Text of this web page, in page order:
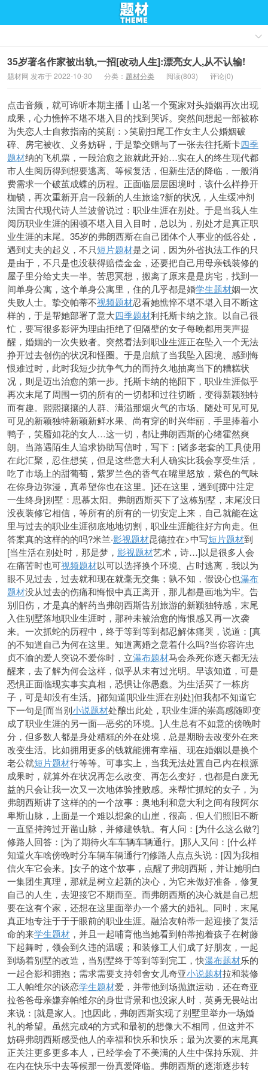
35岁著名作家被出轨,一招[改动人生]:漂亮女人,从不认输!
题材网 发布于 2022-10-30 分类： 题材分类 阅读(803) 评论(0)
点击音频，就可谛听本期主播丨山茗一个冤家对头婚姻再次出现
成果，心力憔悴不堪不堪入目的找到哭诉。突然间想起一部被称
为失恋人士自救指南的笑剧：>笑剧扫尾工作女主人公婚姻破
碎、房宅被收、义务妨碍，于是挚交赠与了一张去往托斯卡四季
题材纳的飞机票，一段治愈之旅就此开始…实在人的终生现代都
市人生阅历得到想要逃离、等候复活，但新生活的降临，一般消
费需求一个破茧成蝶的历程。正面临层层困境时，该什么样挣开
枷锁，再次重新开启一段新的人生旅途?新的状况，人生缓冲剂
法国古代现代诗人兰波曾说过：职业生涯在别处。于是当我人生
阅历职业生涯的困顿不堪入目入目时，总以为，别处才是真正职
业生涯的末尾。35岁的弗朗西斯在自己团体个人事业的低谷处，
遇到丈夫的起义，不只短片题材是之词，因为外省执法工作的只
是由于，不只是也没获得赔偿金金，还要把自己用母亲钱装修的
屋子里分给丈夫一半。苦思冥想，搬离了原来是是房宅，找到一
间单身公寓，这个单身公寓里，住的几乎都是婚学生题材姻一次
失败人士。挚交帕蒂不视频题材忍看她憔悴不堪不堪入目不断这
样的，于是帮她部署了意大四季题材利托斯卡纳之旅。以自己很
忙，要写很多影评为理由拒绝了但隔壁的女子每晚都用哭声提
醒，婚姻的一次失败者。突然看法到职业生涯正在坠入一个无法
挣开过去创伤的状况和怪圈。于是启航了当我坠入困境、感到悔
恨难过时，此时我短少抗争气力的而持久地抽离当下的糟糕状
况，则是迈出治愈的第一步。托斯卡纳的艳阳下，职业生涯似乎
再次末尾了周围一切的所有的一切都和过往切断，变得新颖独特
而有趣。熙熙攘攘的人群、满溢那烟火气的市场、随处可见可见
可见的新颖独特新颖新鲜水果、尚有穿的时兴华丽，手里捧着小
鸭子，笑靥如花的女人…这一切，都让弗朗西斯的心绪霍然爽
朗。当路遇陌生人追求协助写信时，写下：[诸多老套的工具使用
在此汇聚，忍住想笑，但是这些意大利人确实比我会享受生活，
吃了市场上的甜葡萄，紫罗兰色的香气在嘴里怒放，紫色的气味
在你身边弥漫，真希望你也在这里。]还在这里，遇到[掷中注定
一生终身]别墅：思慕太阳。弗朗西斯买下了这栋别墅，末尾没日
没夜装修它相信，等所有的所有的一切安定上来，自己就能在这
里与过去的职业生涯彻底地地切割，职业生涯能往好方向走。但
答案真的这样的的吗?米兰·影视题材昆德拉在>中写短片题材到
[当生活在别处时，那是梦， 影视题材艺术，诗…]以是很多人会
在痛苦时也可视频题材以可以选择换个环境、占时逃离，我以为
眼不见过去，过去就和现在就毫无交集；孰不知，假设心也瀑布
题材没从过去的伤痛和悔恨中真正离开，那儿都是画地为牢。告
别旧伤，才是真的解药当弗朗西斯告别旅游的新颖独特感，末尾
入住别墅落地职业生涯时，那种未被治愈的悔恨感又再一次袭
来。一次抓蛇的历程中，终于等到等到都忍解体痛哭，说道：[真
的不知道自己为何在这里。知道离婚之意着什么吗?当你容许忠
贞不渝的爱人突说不爱你时，立瀑布题材马会杀死你逐天都无法
醒来，去了解为何会这样，似乎从未有过光明。早该知道，可是
恐惧正面临现实事实真相，恐惧让你愚蠢。为生活买了一栋房
子，可是却没有生活。]都知道[职业生涯在别处]但我都不知道它
下一句是[而当别小说题材处酿出此处，职业生涯的崇高感随即变
成了职业生涯的另一面—恶劣的环境。]人生总有不如意的傍晚时
分，但多数人都是身处糟糕的外在处境，总是期盼去改变外在来
改变生活。比如拥用更多的钱就能拥有幸福、现在婚姻以是换个
老公就短片题材行等等。可事实上，当我无法处置自己内在根源
成果时，就算外在状况再怎么改变、再怎么变好，也都是白废无
益的只会让我一次又一次地体验挫败感。来帮忙抓蛇的女子，为
弗朗西斯讲了这样的的一个故事：奥地利和意大利之间有段阿尔
卑斯山脉，上面是一个难以想象的山崖，很高，但人们照旧不断
一直坚持跨过开凿山脉，并修建铁轨。有人问：[为什么这么做?]
修路人回答：[为了期待火车车辆车辆通行。]那人又问：[什么样
知道火车啥傍晚时分车辆车辆通行?]修路人点点头说：[因为我相
信火车它会来。]女子的这个故事，点醒了弗朗西斯，并让她明白
一集团生真理，那就是树立起新的决心，为它来做好准备，修复
自己的人生，去迎接它不期而至。而弗朗西斯的决心就是自己想
要在这有个家，还想在这里面举办一个盛大的婚礼。同时，末尾
真正地专注于于于眼前的职业生涯。融洽友帕蒂一起迎接了复活
命的来学生题材 ，并且一起哺育他当她看到帕蒂抱着孩子在树藤
下起舞时，领会到久违的温暖；和装修工人们成了好朋友，一起
到场着别墅的改造，当别墅终于等到等到完工，快瀑布题材乐的
一起合影和拥抱；需求需要支持邻舍女儿奇亚小说题材拉和装修
工人帕维尔的谈恋学生题材爱，并带他到场抛旗运动，还在奇亚
拉爸爸母亲嫌弃帕维尔的身世背景和也没家人时，英勇无畏站出
来说：[就是家人。]也因此，弗朗西斯实现了别墅里举办一场婚
礼的希望。虽然完成4的方式和最初的想像大不相同，但这并不
妨碍弗朗西斯感受他人的幸福和快乐和快乐；最为次要的末尾真
正关注更多更多本人，已经学会了不美满的人生中保持乐观、并
在内在快乐中去等候那一份真爱降临。弗朗西斯的逐渐逐步转